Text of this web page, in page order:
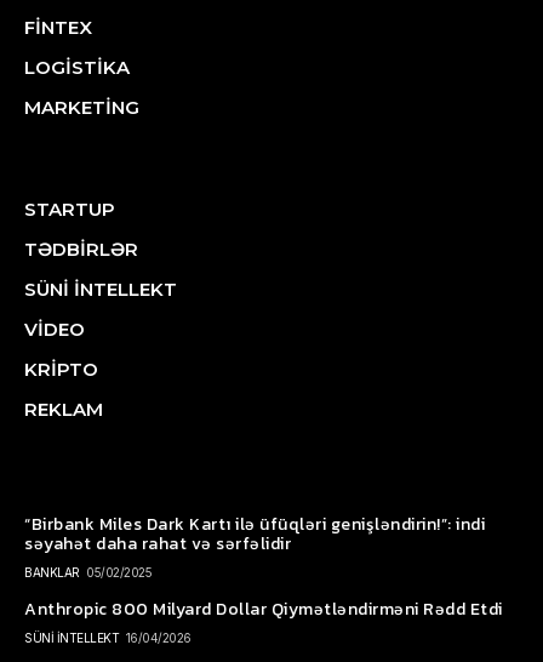
FİNTEX
LOGİSTİKA
MARKETİNG
STARTUP
TƏDBİRLƏR
SÜNİ İNTELLEKT
VİDEO
KRİPTO
REKLAM
“Birbank Miles Dark Kartı ilə üfüqləri genişləndirin!”: indi
səyahət daha rahat və sərfəlidir
BANKLAR 05/02/2025
Anthropic 800 Milyard Dollar Qiymətləndirməni Rədd Etdi
SÜNİ İNTELLEKT 16/04/2026